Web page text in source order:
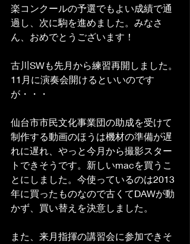
楽コンクールの予選でもよい成績で通
過し、次に駒を進めました。みなさ
ん、おめでとうございます！
古川SWも先月から練習再開しました。
11月に演奏会開けるといいのです
が・・・
仙台市市民文化事業団の助成を受けて
制作する動画のほうは機材の準備が遅
れに遅れ、やっと今月から撮影スター
トできそうです。新しいmacを買うこ
とにしました。今使っているのは2013
年に買ったものなので古くてDAWが動
かず、買い替えを決意しました。
また、来月指揮の講習会に参加できそ